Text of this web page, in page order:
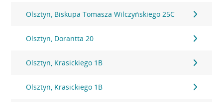
Olsztyn, Biskupa Tomasza Wilczyńskiego 25C
Olsztyn, Dorantta 20
Olsztyn, Krasickiego 1B
Olsztyn, Krasickiego 1B